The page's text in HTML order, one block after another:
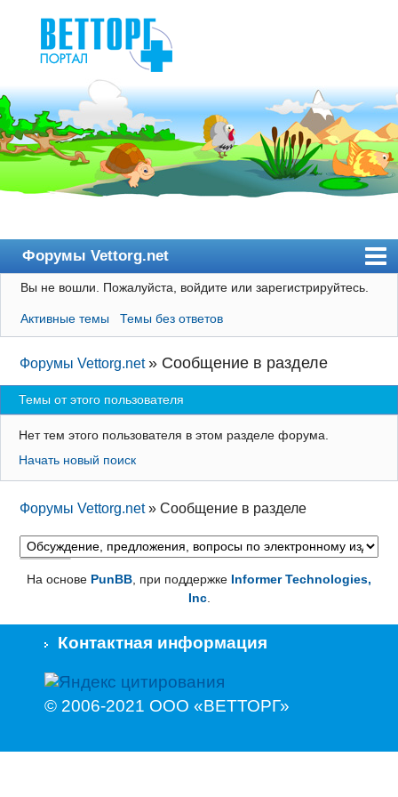
Форумы Vettorg.net
Главная
Пользователи
Правила
Поиск
Регистрация
Вход
Вы не вошли. Пожалуйста, войдите или зарегистрируйтесь.
Активные темы Темы без ответов
Форумы Vettorg.net » Сообщение в разделе
Темы от этого пользователя
Нет тем этого пользователя в этом разделе форума.
Начать новый поиск
Форумы Vettorg.net »Сообщение в разделе
На основе PunBB , при поддержке Informer Technologies,
Inc.
Контактная информация
© 2006-2021 ООО «ВЕТТОРГ»